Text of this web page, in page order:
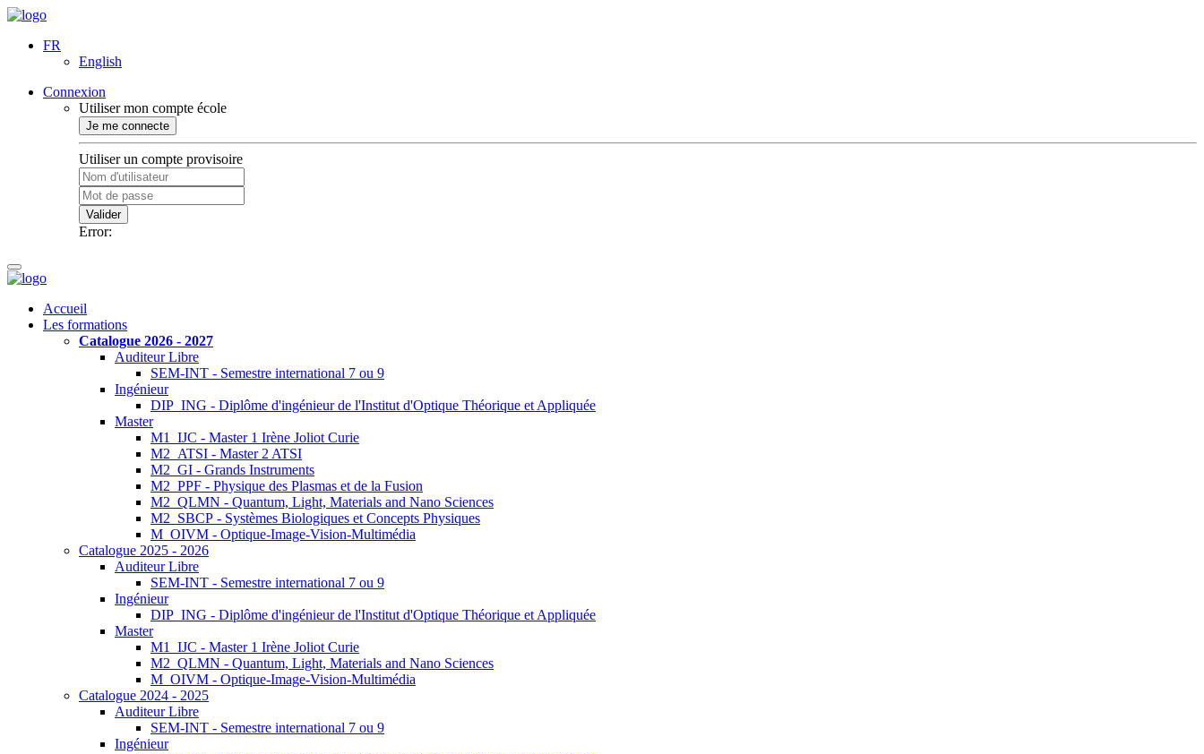
FR
English
Connexion
Utiliser mon compte école
Je me connecte
Utiliser un compte provisoire
Valider
Error:
Accueil
Les formations
Catalogue 2026 - 2027
Auditeur Libre
SEM-INT - Semestre international 7 ou 9
Ingénieur
DIP_ING - Diplôme d'ingénieur de l'Institut d'Optique Théorique et Appliquée
Master
M1_IJC - Master 1 Irène Joliot Curie
M2_ATSI - Master 2 ATSI
M2_GI - Grands Instruments
M2_PPF - Physique des Plasmas et de la Fusion
M2_QLMN - Quantum, Light, Materials and Nano Sciences
M2_SBCP - Systèmes Biologiques et Concepts Physiques
M_OIVM - Optique-Image-Vision-Multimédia
Catalogue 2025 - 2026
Auditeur Libre
SEM-INT - Semestre international 7 ou 9
Ingénieur
DIP_ING - Diplôme d'ingénieur de l'Institut d'Optique Théorique et Appliquée
Master
M1_IJC - Master 1 Irène Joliot Curie
M2_QLMN - Quantum, Light, Materials and Nano Sciences
M_OIVM - Optique-Image-Vision-Multimédia
Catalogue 2024 - 2025
Auditeur Libre
SEM-INT - Semestre international 7 ou 9
Ingénieur